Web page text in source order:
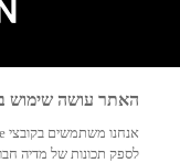
האתר עושה שימוש
לספק תכונות של מדיה